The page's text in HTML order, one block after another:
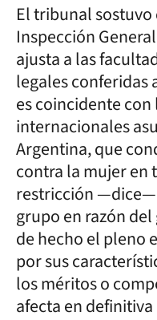
El tribunal
Inspección
ajusta a las
legales conferidas
es coincidente
internacionales
Argentina, que
contra la mujer en
restricción
grupo en razón
de hecho el pleno
por sus
los méritos o
afecta en